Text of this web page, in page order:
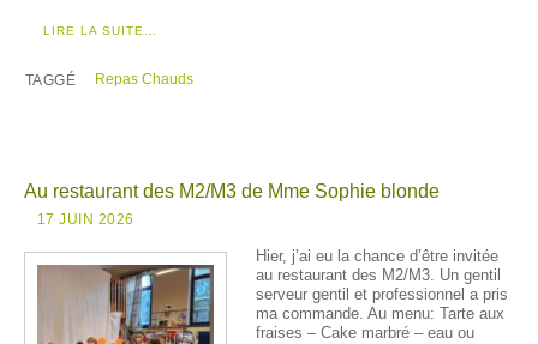
LIRE LA SUITE…
TAGGÉ Repas Chauds
Au restaurant des M2/M3 de Mme Sophie blonde
17 JUIN 2026
Hier, j’ai eu la chance d’être invitée
au restaurant des M2/M3. Un gentil
serveur gentil et professionnel a pris
ma commande. Au menu: Tarte aux
fraises – Cake marbré – eau ou